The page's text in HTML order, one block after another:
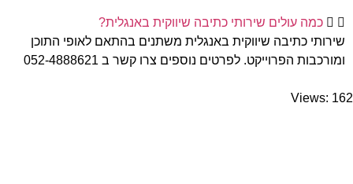
כמה עולים שירותי כתיבה שיווקית באנגלית?
שירותי כתיבה שיווקית באנגלית משתנים בהתאם לאופי התוכן
ומורכבות הפרוייקט. לפרטים נוספים צרו קשר ב 052-4888621
Views: 162